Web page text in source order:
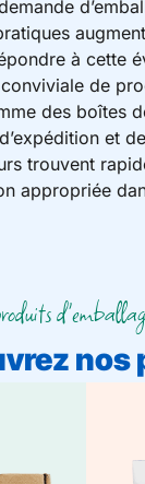
à cette
de
des boîtes
et
trouvent
appropriée
nos